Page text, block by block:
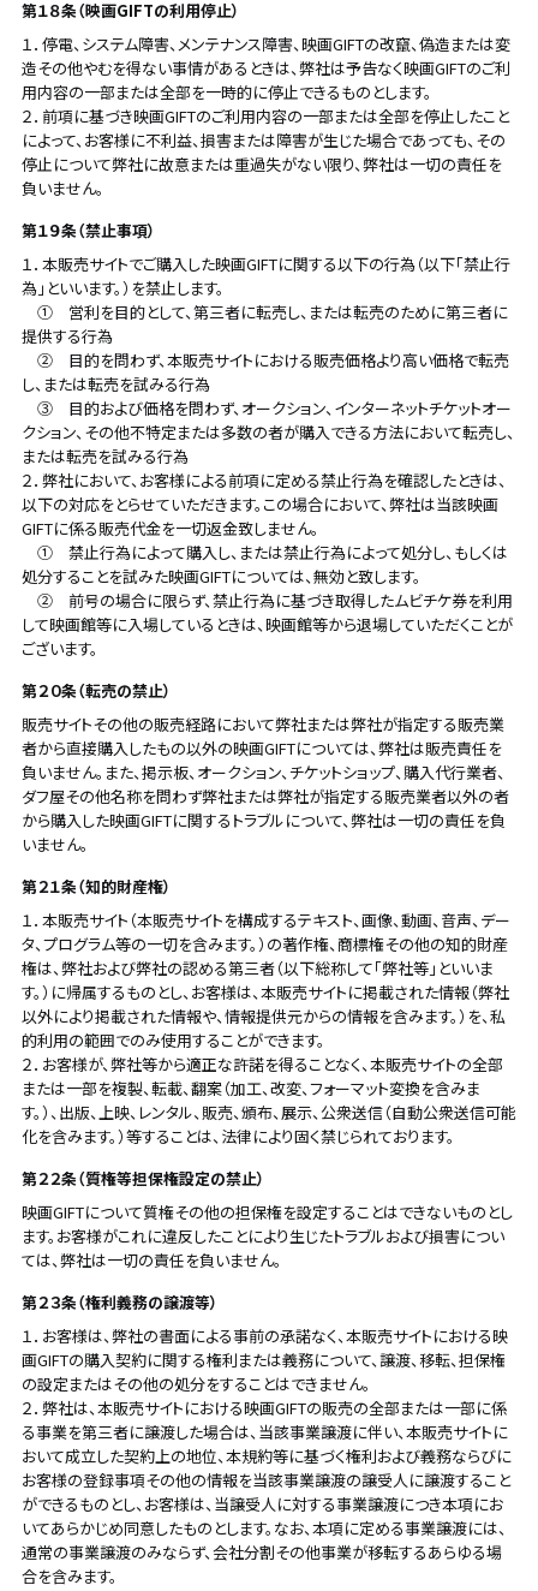
第１８条（映画GIFTの利用停止）
１．停電、システム障害、メンテナンス障害、映画GIFTの改竄、偽造または変
造その他やむを得ない事情があるときは、弊社は予告なく映画GIFTのご利
用内容の一部または全部を一時的に停止できるものとします。
２．前項に基づき映画GIFTのご利用内容の一部または全部を停止したこと
によって、お客様に不利益、損害または障害が生じた場合であっても、その
停止について弊社に故意または重過失がない限り、弊社は一切の責任を
負いません。
第１９条（禁止事項）
１．本販売サイトでご購入した映画GIFTに関する以下の行為（以下「禁止行
為」といいます。）を禁止します。
① 営利を目的として、第三者に転売し、または転売のために第三者に
提供する行為
② 目的を問わず、本販売サイトにおける販売価格より高い価格で転売
し、または転売を試みる行為
③ 目的および価格を問わず、オークション、インターネットチケットオー
クション、その他不特定または多数の者が購入できる方法において転売し、
または転売を試みる行為
２．弊社において、お客様による前項に定める禁止行為を確認したときは、
以下の対応をとらせていただきます。この場合において、弊社は当該映画
GIFTに係る販売代金を一切返金致しません。
① 禁止行為によって購入し、または禁止行為によって処分し、もしくは
処分することを試みた映画GIFTについては、無効と致します。
② 前号の場合に限らず、禁止行為に基づき取得したムビチケ券を利用
して映画館等に入場しているときは、映画館等から退場していただくことが
ございます。
第２０条（転売の禁止）
販売サイトその他の販売経路において弊社または弊社が指定する販売業
者から直接購入したもの以外の映画GIFTについては、弊社は販売責任を
負いません。また、掲示板、オークション、チケットショップ、購入代行業者、
ダフ屋その他名称を問わず弊社または弊社が指定する販売業者以外の者
から購入した映画GIFTに関するトラブルについて、弊社は一切の責任を負
いません。
第２１条（知的財産権）
１．本販売サイト（本販売サイトを構成するテキスト、画像、動画、音声、デー
タ、プログラム等の一切を含みます。）の著作権、商標権その他の知的財産
権は、弊社および弊社の認める第三者（以下総称して「弊社等」といいま
す。）に帰属するものとし、お客様は、本販売サイトに掲載された情報（弊社
以外により掲載された情報や、情報提供元からの情報を含みます。）を、私
的利用の範囲でのみ使用することができます。
２．お客様が、弊社等から適正な許諾を得ることなく、本販売サイトの全部
または一部を複製、転載、翻案（加工、改変、フォーマット変換を含みま
す。）、出版、上映、レンタル、販売、頒布、展示、公衆送信（自動公衆送信可能
化を含みます。）等することは、法律により固く禁じられております。
第２２条（質権等担保権設定の禁止）
映画GIFTについて質権その他の担保権を設定することはできないものとし
ます。お客様がこれに違反したことにより生じたトラブルおよび損害につい
ては、弊社は一切の責任を負いません。
第２３条（権利義務の譲渡等）
１．お客様は、弊社の書面による事前の承諾なく、本販売サイトにおける映
画GIFTの購入契約に関する権利または義務について、譲渡、移転、担保権
の設定またはその他の処分をすることはできません。
２．弊社は、本販売サイトにおける映画GIFTの販売の全部または一部に係
る事業を第三者に譲渡した場合は、当該事業譲渡に伴い、本販売サイトに
おいて成立した契約上の地位、本規約等に基づく権利および義務ならびに
お客様の登録事項その他の情報を当該事業譲渡の譲受人に譲渡すること
ができるものとし、お客様は、当譲受人に対する事業譲渡につき本項にお
いてあらかじめ同意したものとします。なお、本項に定める事業譲渡には、
通常の事業譲渡のみならず、会社分割その他事業が移転するあらゆる場
合を含みます。